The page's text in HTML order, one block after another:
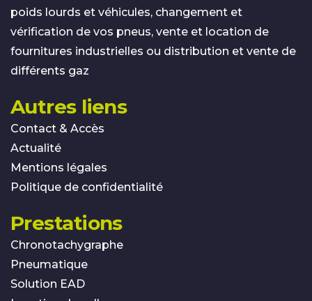
poids lourds et véhicules, changement et
vérification de vos pneus, vente et location de
fournitures industrielles ou distribution et vente de
différents gaz
Autres liens
Contact & Accès
Actualité
Mentions légales
Politique de confidentialité
Prestations
Chronotachygraphe
Pneumatique
Solution EAD